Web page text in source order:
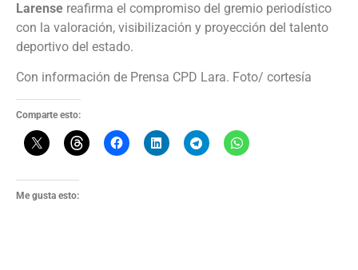
Larense reafirma el compromiso del gremio periodístico
con la valoración, visibilización y proyección del talento
deportivo del estado.
Con información de Prensa CPD Lara. Foto/ cortesía
Comparte esto:
Me gusta esto: